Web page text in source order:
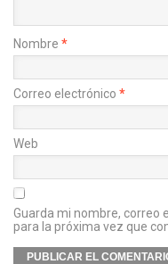
Nombre *
Correo electrónico *
Web
Guarda mi nombre, correo
para la próxima vez que